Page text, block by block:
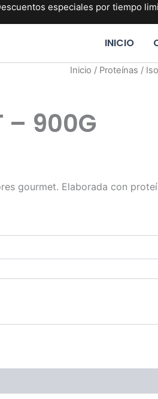
especiales por tiempo
INICIO
Inicio / Proteínas /
– 900G
gourmet. Elaborada con